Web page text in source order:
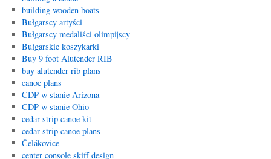
building wooden boats
Bułgarscy artyści
Bułgarscy medaliści olimpijscy
Bułgarskie koszykarki
Buy 9 foot Alutender RIB
buy alutender rib plans
canoe plans
CDP w stanie Arizona
CDP w stanie Ohio
cedar strip canoe kit
cedar strip canoe plans
Čelákovice
center console skiff design